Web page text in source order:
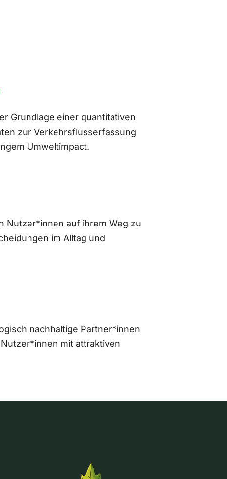
Grundlage einer quantitativen
zur Verkehrsflusserfassung
Umweltimpact.
Nutzer*innen auf ihrem Weg zu
im Alltag und
nachhaltige Partner*innen
mit attraktiven